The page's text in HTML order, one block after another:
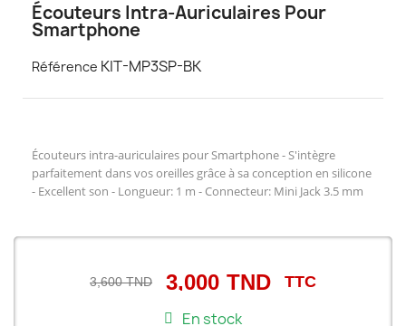
Écouteurs Intra-Auriculaires Pour
Smartphone
Référence KIT-MP3SP-BK
Écouteurs intra-auriculaires pour Smartphone - S'intègre
parfaitement dans vos oreilles grâce à sa conception en silicone
- Excellent son - Longueur: 1 m - Connecteur: Mini Jack 3.5 mm
3,600 TND 3,000 TND TTC
En stock